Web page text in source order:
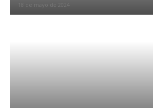
18 de mayo de 2024